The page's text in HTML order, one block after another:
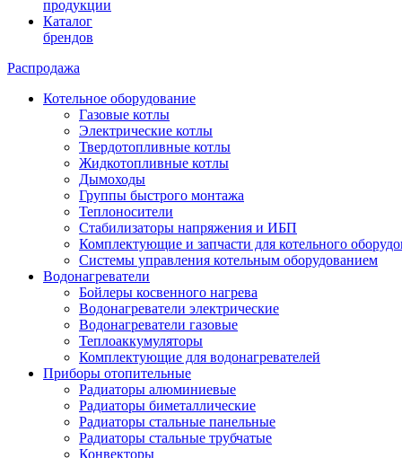
продукции
Каталог
брендов
Распродажа
Котельное оборудование
Газовые котлы
Электрические котлы
Твердотопливные котлы
Жидкотопливные котлы
Дымоходы
Группы быстрого монтажа
Теплоносители
Стабилизаторы напряжения и ИБП
Комплектующие и запчасти для котельного
Системы управления котельным оборудованием
Водонагреватели
Бойлеры косвенного нагрева
Водонагреватели электрические
Водонагреватели газовые
Теплоаккумуляторы
Комплектующие для водонагревателей
Приборы отопительные
Радиаторы алюминиевые
Радиаторы биметаллические
Радиаторы стальные панельные
Радиаторы стальные трубчатые
Конвекторы